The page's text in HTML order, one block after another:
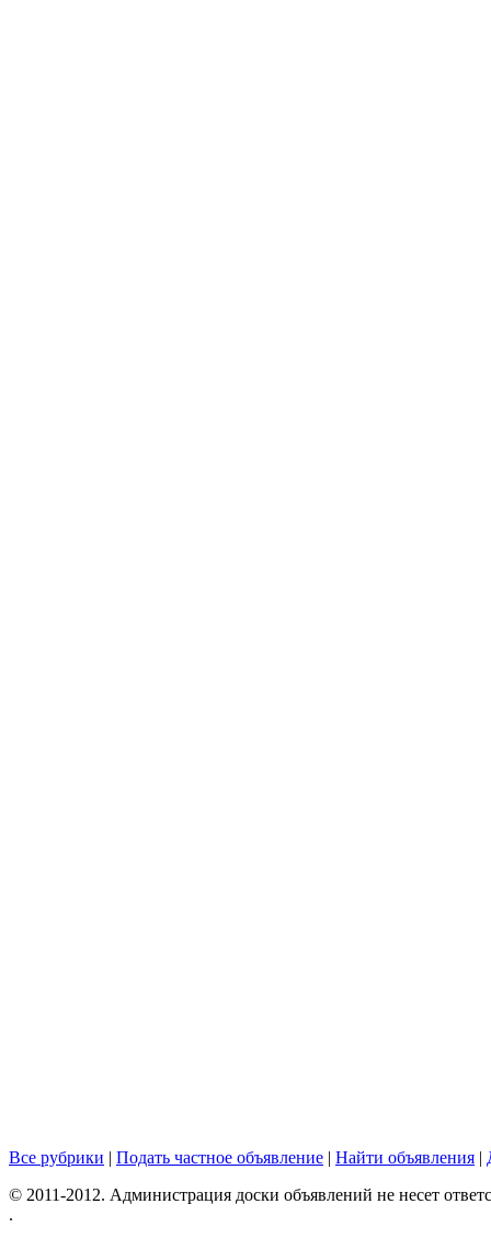
Все рубрики | Подать частное объявление | Найти объявления |
© 2011-2012. Администрация доски объявлений не несет
.